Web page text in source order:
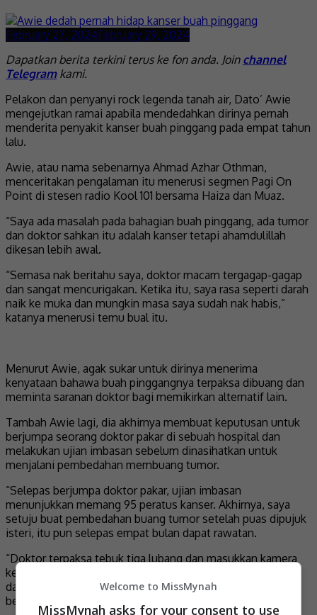
February 27, 2024February 29, 2024
Dapatkan berita terkini terus ke fon anda. Join channel
Telegramkami.
Pelakon dan penyanyi rock legenda tanah air, Dato’ Awie
mengejutkan ramai apabila mendedahkan dirinya pernah
menderita penyakit kanser buah pinggang pada empat tahun
lalu.
Awie, atau nama sebenarnya Ahmad Azhar Othman,
menceritakan pengalaman itu menerusi segmen Pagi On
Point di stesen radio Kool 101 bersama Haiza dan Muaz.
“Saya ada masalah pada bahagian buah pinggang, ada tumor
dan doktor sahkan itu adalah kanser tetapi ahamdulillah
dikesan lebih awal.
“Semasa nak beritahu saya, doktor macam tergagap-gagap
dan sangat mencurigakan. Ketika itu, saya rasa seperti darah
naik ke muka dan mungkin masa saya sudah nak habis,”
katanya menerusi temu bual itu.
Menurut Awie, agak sukar untuk dirinya menerima
kenyataan bahawa buah pinggangnya terpaksa dibuang dan
meminta saranan doktor bagi memikirkan alternatif lain.
Tambah Awie lagi, dia akhirnya membuat keputusan untuk
berjumpa seorang doktor pakar di sebuah hospital dan
melakukan ujian imbasan sebelum dinasihatkan untuk
menjalani pembedahan membuang tumor.
“Selepas berjumpa doktor pakar, ujian imbasan
menunjukkan memang 95 peratus kanser. Akhirnya, saya
setuju buat pembedahan buang tumor setelah puas dipujuk
isteri, itu pun selepas empat bulan dapat rawatan.
“Doktor terpaksa tebuk tiga lubang dan masukkan kamera
kerana tumor ini susah nak nampak sebab pada bahagian
dalam. Alhamdulillah, pembedahan itu berjaya dan tumor
bersaiz 2.7 sentimeter berjaya dikeluarkan,” katanya.
Welcome to MissMynah
MissMynah asks for your consent to use